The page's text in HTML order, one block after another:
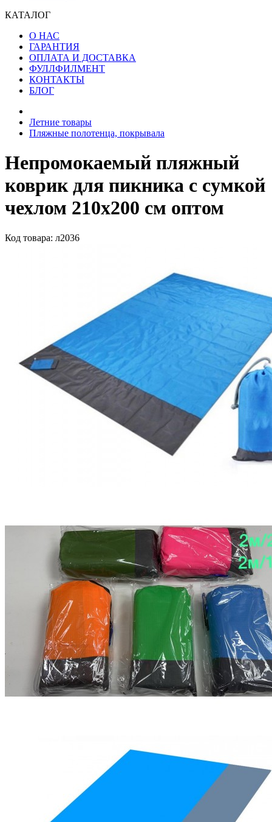
КАТАЛОГ
О НАС
ГАРАНТИЯ
ОПЛАТА И ДОСТАВКА
ФУЛЛФИЛМЕНТ
КОНТАКТЫ
БЛОГ
Летние товары
Пляжные полотенца, покрывала
Непромокаемый пляжный
коврик для пикника с сумкой
чехлом 210х200 см оптом
Код товара: л2036